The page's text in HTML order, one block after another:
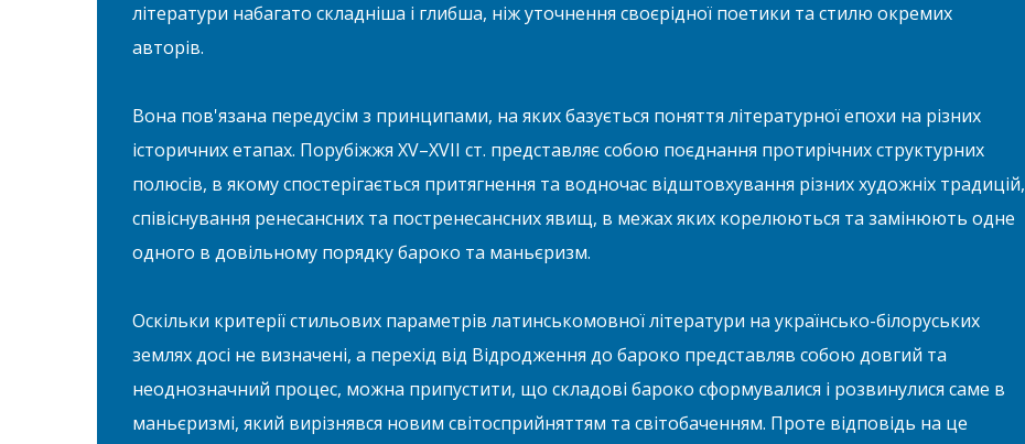
літератури набагато складніша і глибша, ніж уточнення своєрідної поетики та стилю окремих
авторів.
Вона пов'язана передусім з принципами, на яких базується поняття літературної епохи на різних
історичних етапах. Порубіжжя ХV–ХVII ст. представляє собою поєднання протирічних структурних
полюсів, в якому спостерігається притягнення та водночас відштовхування різних художніх традицій,
співіснування ренесансних та постренесансних явищ, в межах яких корелюються та замінюють одне
одного в довільному порядку бароко та маньєризм.
Оскільки критерії стильових параметрів латинськомовної літератури на українсько-білоруських
землях досі не визначені, а перехід від Відродження до бароко представляв собою довгий та
неоднозначний процес, можна припустити, що складові бароко сформувалися і розвинулися саме в
маньєризмі, який вирізнявся новим світосприйняттям та світобаченням. Проте відповідь на це